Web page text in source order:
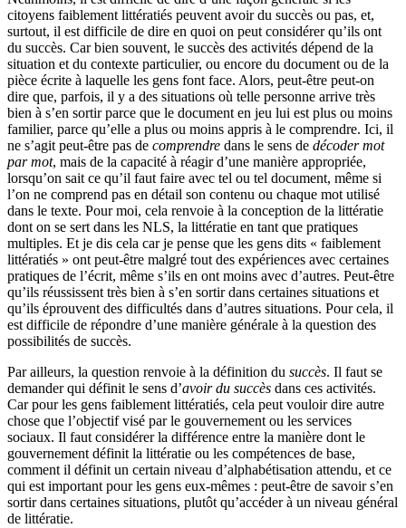
citoyens faiblement littératiés peuvent avoir du succès ou pas, et,
surtout, il est difficile de dire en quoi on peut considérer qu’ils ont
du succès. Car bien souvent, le succès des activités dépend de la
situation et du contexte particulier, ou encore du document ou de la
pièce écrite à laquelle les gens font face. Alors, peut-être peut-on
dire que, parfois, il y a des situations où telle personne arrive très
bien à s’en sortir parce que le document en jeu lui est plus ou moins
familier, parce qu’elle a plus ou moins appris à le comprendre. Ici, il
ne s’agit peut-être pas de comprendre dans le sens de décoder mot
par mot, mais de la capacité à réagir d’une manière appropriée,
lorsqu’on sait ce qu’il faut faire avec tel ou tel document, même si
l’on ne comprend pas en détail son contenu ou chaque mot utilisé
dans le texte. Pour moi, cela renvoie à la conception de la littératie
dont on se sert dans les NLS, la littératie en tant que pratiques
multiples. Et je dis cela car je pense que les gens dits « faiblement
littératiés » ont peut-être malgré tout des expériences avec certaines
pratiques de l’écrit, même s’ils en ont moins avec d’autres. Peut-être
qu’ils réussissent très bien à s’en sortir dans certaines situations et
qu’ils éprouvent des difficultés dans d’autres situations. Pour cela, il
est difficile de répondre d’une manière générale à la question des
possibilités de succès.
Par ailleurs, la question renvoie à la définition du succès. Il faut se
demander qui définit le sens d’avoir du succès dans ces activités.
Car pour les gens faiblement littératiés, cela peut vouloir dire autre
chose que l’objectif visé par le gouvernement ou les services
sociaux. Il faut considérer la différence entre la manière dont le
gouvernement définit la littératie ou les compétences de base,
comment il définit un certain niveau d’alphabétisation attendu, et ce
qui est important pour les gens eux-mêmes : peut-être de savoir s’en
sortir dans certaines situations, plutôt qu’accéder à un niveau général
de littératie.